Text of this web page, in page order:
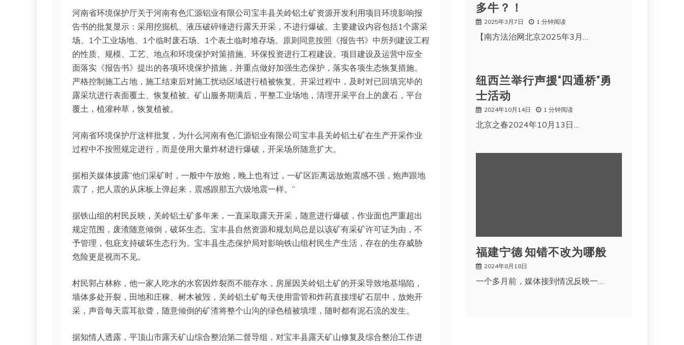
河南省环境保护厅关于河南有色汇源铝业有限公司宝丰县关岭铝土矿资源开发利用项目环境影响报
告书的批复显示：采用挖掘机、液压破碎锤进行露天开采，不进行爆破。主要建设内容包括1个露采
场、1个工业场地、1个临时废石场、1个表土临时堆存场。原则同意按照《报告书》中所列建设工程
的性质、规模、工艺、地点和环境保护对策措施、环保投资进行工程建设。项目建设及运营中应全
面落实《报告书》提出的各项环境保护措施，并重点做好加强生态保护，落实各项生态恢复措施。
严格控制施工占地，施工结束后对施工扰动区域进行植被恢复。开采过程中，及时对已回填完毕的
露采坑进行表面覆土、恢复植被。矿山服务期满后，平整工业场地，清理开采平台上的废石，平台
覆土，植灌种草，恢复植被。
河南省环境保护厅这样批复，为什么河南有色汇源铝业有限公司宝丰县关岭铝土矿在生产开采作业
过程中不按照规定进行，而是使用大量炸材进行爆破，开采场所随意扩大。
据相关媒体披露”他们采矿时，一般中午放炮，晚上也有过，一矿区距离远放炮震感不强，炮声跟地
震了，把人震的从床板上弹起来，震感跟那五六级地震一样。”
据铁山组的村民反映，关岭铝土矿多年来，一直采取露天开采，随意进行爆破，作业面也严重超出
规定范围，废渣随意倾倒，破坏生态。宝丰县自然资源和规划局总是以该矿有采矿许可证为由，不
予管理，包庇支持破坏生态行为。宝丰县生态保护局对影响铁山组村民生产生活，存在的生存威胁
危险更是视而不见。
村民郭占林称，他一家人吃水的水窖因炸裂而不能存水，房屋因关岭铝土矿的开采导致地基塌陷，
墙体多处开裂，田地和庄稼、树木被毁，关岭铝土矿每天使用雷管和炸药直接埋矿石层中，放炮开
采，声音每天震耳欲聋，随意倾倒的矿渣将整个山沟的绿色植被填埋，随时都有泥石流的发生。
据知情人透露，平顶山市露天矿山综合整治第二督导组，对宝丰县露天矿山修复及综合整治工作进
多牛？！
2025年3月7日 1 分钟阅读
【南方法治网北京2025年3月…
纽西兰举行声援“四通桥”勇
士活动
2024年10月14日 1 分钟阅读
北京之春2024年10月13日…
福建宁德 知错不改为哪般
2024年8月18日
一个多月前，媒体接到情况反映一…